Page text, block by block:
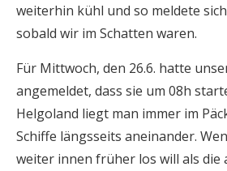
weiterhin kühl und so meldete
sobald wir im Schatten waren.
Für Mittwoch, den 26.6. hatte
angemeldet, dass sie um 08h
Helgoland liegt man immer im
Schiffe längsseits aneinander.
weiter innen früher los will als die